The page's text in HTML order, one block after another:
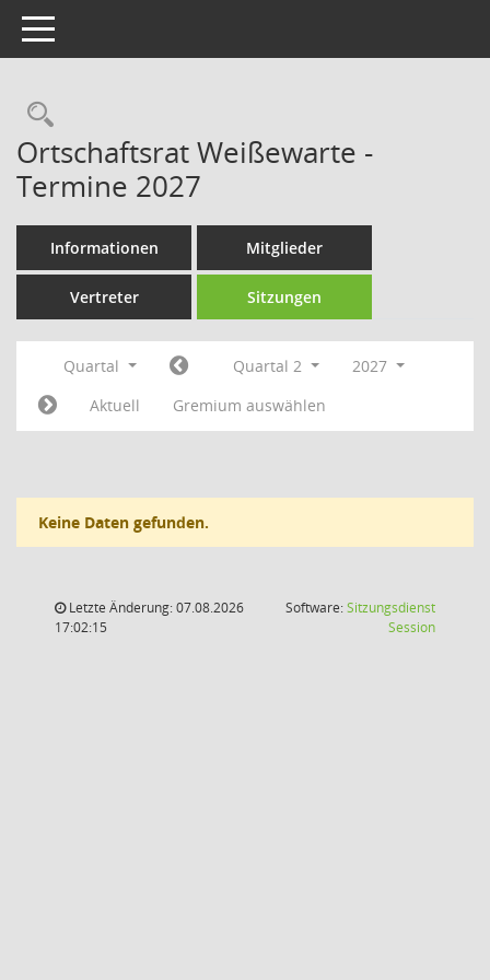
Toggle navigation
Rechercheauswahl
Ortschaftsrat Weißewarte -
Termine 2027
Informationen Mitglieder
Vertreter Sitzungen
Quartal Quartal 2
2027
Aktuell
Gremium auswählen
Keine Daten gefunden.
Letzte Änderung: 07.08.2026
17:02:15
Software:Sitzungsdienst
Session(Wird in